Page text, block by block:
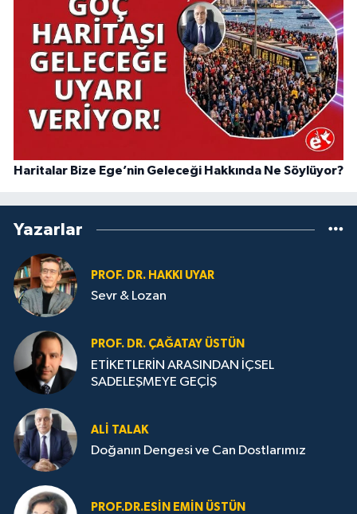
Haritalar Bize Ege’nin Geleceği Hakkında Ne Söylüyor?
Yazarlar
PROF. DR. HAKKI UYAR
Sevr & Lozan
PROF. DR. ÇAĞATAY ÜSTÜN
ETİKETLERİN ARASINDAN İÇSEL
SADELEŞMEYE GEÇİŞ
ALI TALAK
Doğanın Dengesi ve Can Dostlarımız
PROF.DR.ESIN EMIN ÜSTÜN